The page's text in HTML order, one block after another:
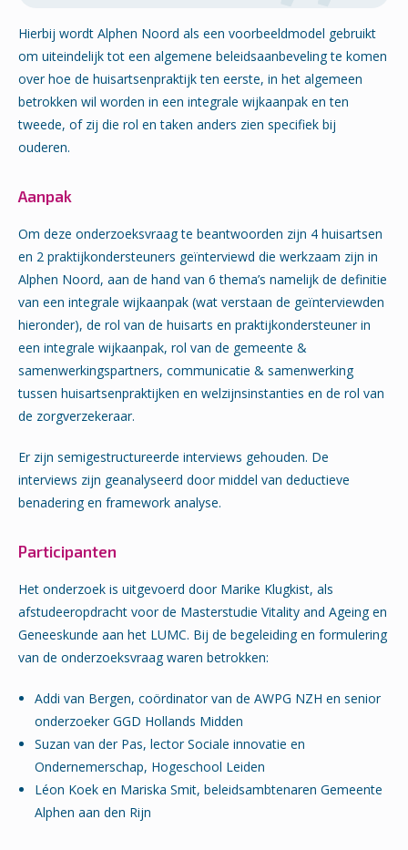
Hierbij wordt Alphen Noord als een voorbeeldmodel gebruikt
om uiteindelijk tot een algemene beleidsaanbeveling te komen
over hoe de huisartsenpraktijk ten eerste, in het algemeen
betrokken wil worden in een integrale wijkaanpak en ten
tweede, of zij die rol en taken anders zien specifiek bij
ouderen.
Aanpak
Om deze onderzoeksvraag te beantwoorden zijn 4 huisartsen
en 2 praktijkondersteuners geïnterviewd die werkzaam zijn in
Alphen Noord, aan de hand van 6 thema’s namelijk de definitie
van een integrale wijkaanpak (wat verstaan de geïnterviewden
hieronder), de rol van de huisarts en praktijkondersteuner in
een integrale wijkaanpak, rol van de gemeente &
samenwerkingspartners, communicatie & samenwerking
tussen huisartsenpraktijken en welzijnsinstanties en de rol van
de zorgverzekeraar.
Er zijn semigestructureerde interviews gehouden. De
interviews zijn geanalyseerd door middel van deductieve
benadering en framework analyse.
Participanten
Het onderzoek is uitgevoerd door Marike Klugkist, als
afstudeeropdracht voor de Masterstudie Vitality and Ageing en
Geneeskunde aan het LUMC. Bij de begeleiding en formulering
van de onderzoeksvraag waren betrokken:
Addi van Bergen, coördinator van de AWPG NZH en senior
onderzoeker GGD Hollands Midden
Suzan van der Pas, lector Sociale innovatie en
Ondernemerschap, Hogeschool Leiden
Léon Koek en Mariska Smit, beleidsambtenaren Gemeente
Alphen aan den Rijn